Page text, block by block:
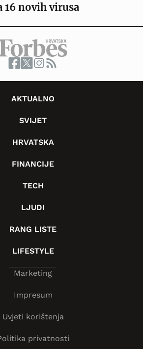
16 novih virusa
AKTUALNO
SVIJET
HRVATSKA
FINANCIJE
TECH
LJUDI
RANG LISTE
LIFESTYLE
Marketing
Impresum
Uvjeti korištenja
privatnosti